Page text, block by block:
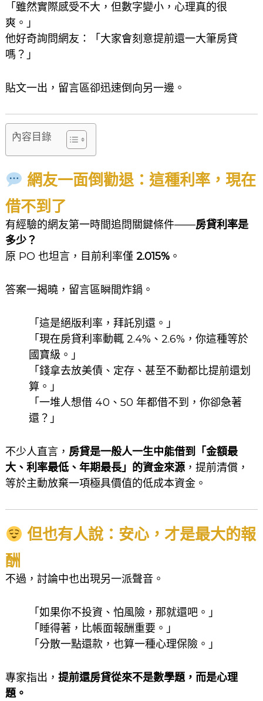
「雖然實際感受不大，但數字變小，心理真的很
爽。」
他好奇詢問網友：「大家會刻意提前還一大筆房貸
嗎？」
貼文一出，留言區卻迅速倒向另一邊。
內容目錄
網友一面倒勸退：這種利率，現在
借不到了
有經驗的網友第一時間追問關鍵條件——房貸利率是
多少？
原 PO 也坦言，目前利率僅 2.015%。
答案一揭曉，留言區瞬間炸鍋。
「這是絕版利率，拜託別還。」
「現在房貸利率動輒 2.4%、2.6%，你這種等於
國寶級。」
「錢拿去放美債、定存、甚至不動都比提前還划
算。」
「一堆人想借 40、50 年都借不到，你卻急著
還？」
不少人直言， 房貸是一般人一生中能借到「金額最
大、利率最低、年期最長」的資金來源，提前清償，
等於主動放棄一項極具價值的低成本資金。
但也有人說：安心，才是最大的報
酬
不過，討論中也出現另一派聲音。
「如果你不投資、怕風險，那就還吧。」
「睡得著，比帳面報酬重要。」
「分散一點還款，也算一種心理保險。」
專家指出， 提前還房貸從來不是數學題，而是心理
題。